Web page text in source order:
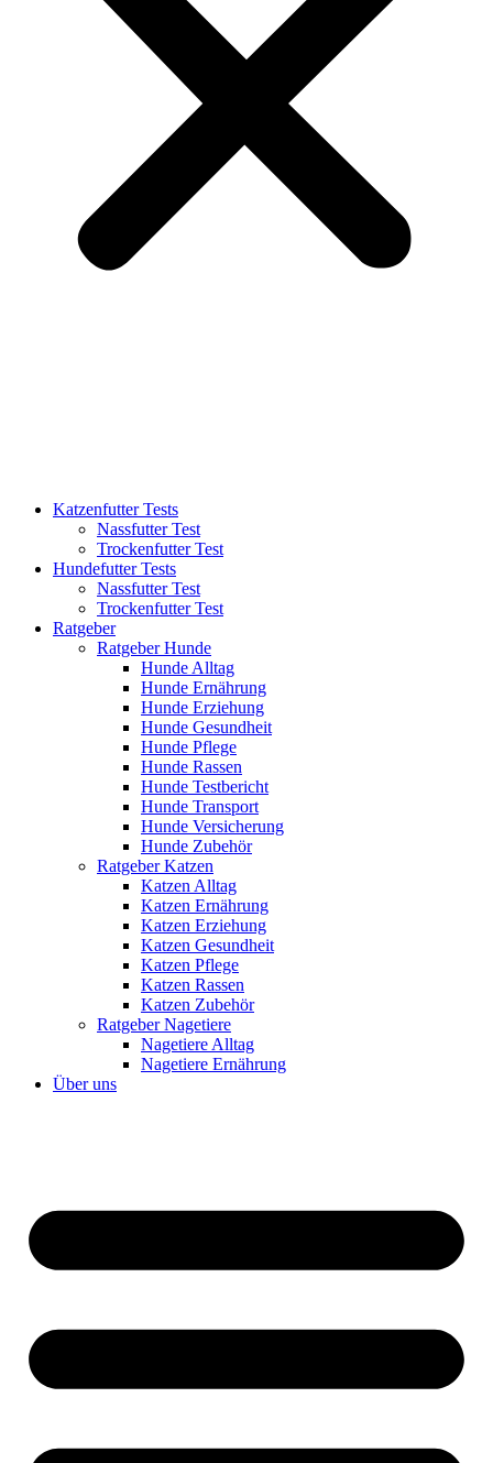
Katzenfutter Tests
Nassfutter Test
Trockenfutter Test
Hundefutter Tests
Nassfutter Test
Trockenfutter Test
Ratgeber
Ratgeber Hunde
Hunde Alltag
Hunde Ernährung
Hunde Erziehung
Hunde Gesundheit
Hunde Pflege
Hunde Rassen
Hunde Testbericht
Hunde Transport
Hunde Versicherung
Hunde Zubehör
Ratgeber Katzen
Katzen Alltag
Katzen Ernährung
Katzen Erziehung
Katzen Gesundheit
Katzen Pflege
Katzen Rassen
Katzen Zubehör
Ratgeber Nagetiere
Nagetiere Alltag
Nagetiere Ernährung
Über uns